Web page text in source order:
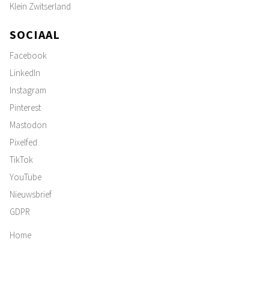
Klein Zwitserland
SOCIAAL
Facebook
LinkedIn
Instagram
Pinterest
Mastodon
Pixelfed
TikTok
YouTube
Nieuwsbrief
GDPR
Home